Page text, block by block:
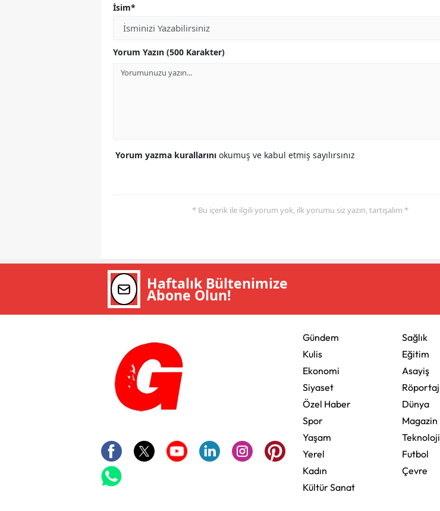
İsim*
Yorum Yazın (500 Karakter)
Yorum yazma kurallarını okumuş ve kabul etmiş sayılırsınız
* Bu içerik ile ilgili yorum yok, ilk yorumu siz yazın, tartışalım *
Haftalık Bültenimize
Abone Olun!
Gündem
Kulis
Ekonomi
Siyaset
Özel Haber
Spor
Yaşam
Yerel
Kadın
Kültür Sanat
Sağlık
Eğitim
Asayiş
Röportaj
Dünya
Magazin
Teknoloji
Futbol
Çevre